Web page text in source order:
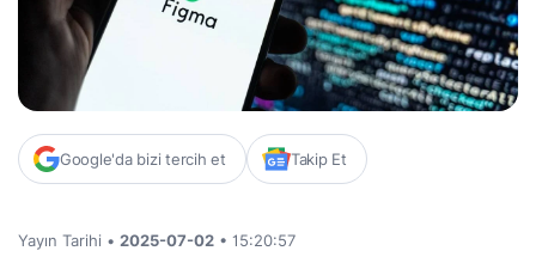
Google'da bizi tercih et Takip Et
Yayın Tarihi • 2025-07-02 • 15:20:57